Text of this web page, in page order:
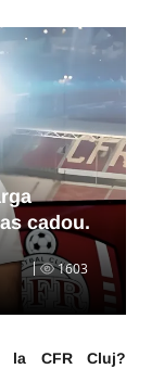
cadou.
1603
la CFR Cluj?